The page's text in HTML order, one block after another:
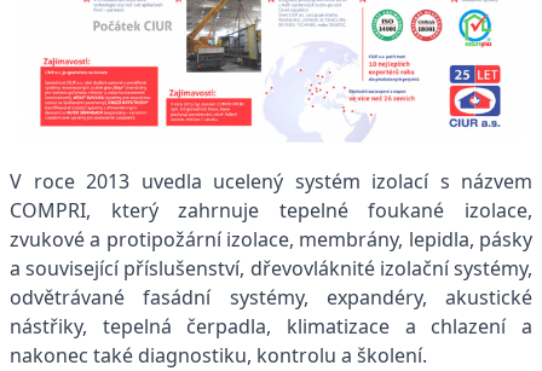
V roce 2013 uvedla ucelený systém izolací s názvem
COMPRI, který zahrnuje tepelné foukané izolace,
zvukové a protipožární izolace, membrány, lepidla, pásky
a související příslušenství, dřevovláknité izolační systémy,
odvětrávané fasádní systémy, expandéry, akustické
nástřiky, tepelná čerpadla, klimatizace a chlazení a
nakonec také diagnostiku, kontrolu a školení.